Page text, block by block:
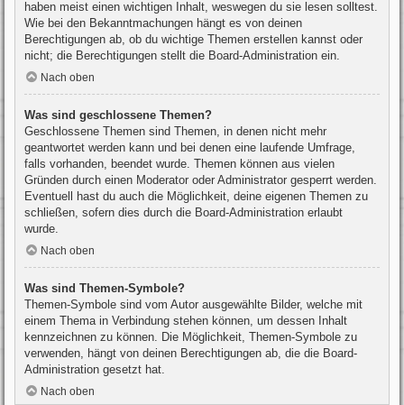
haben meist einen wichtigen Inhalt, weswegen du sie lesen solltest.
Wie bei den Bekanntmachungen hängt es von deinen
Berechtigungen ab, ob du wichtige Themen erstellen kannst oder
nicht; die Berechtigungen stellt die Board-Administration ein.
Nach oben
Was sind geschlossene Themen?
Geschlossene Themen sind Themen, in denen nicht mehr
geantwortet werden kann und bei denen eine laufende Umfrage,
falls vorhanden, beendet wurde. Themen können aus vielen
Gründen durch einen Moderator oder Administrator gesperrt werden.
Eventuell hast du auch die Möglichkeit, deine eigenen Themen zu
schließen, sofern dies durch die Board-Administration erlaubt
wurde.
Nach oben
Was sind Themen-Symbole?
Themen-Symbole sind vom Autor ausgewählte Bilder, welche mit
einem Thema in Verbindung stehen können, um dessen Inhalt
kennzeichnen zu können. Die Möglichkeit, Themen-Symbole zu
verwenden, hängt von deinen Berechtigungen ab, die die Board-
Administration gesetzt hat.
Nach oben